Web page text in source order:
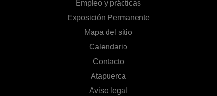
Empleo y prácticas
Exposición Permanente
Mapa del sitio
Calendario
Contacto
Atapuerca
Aviso legal